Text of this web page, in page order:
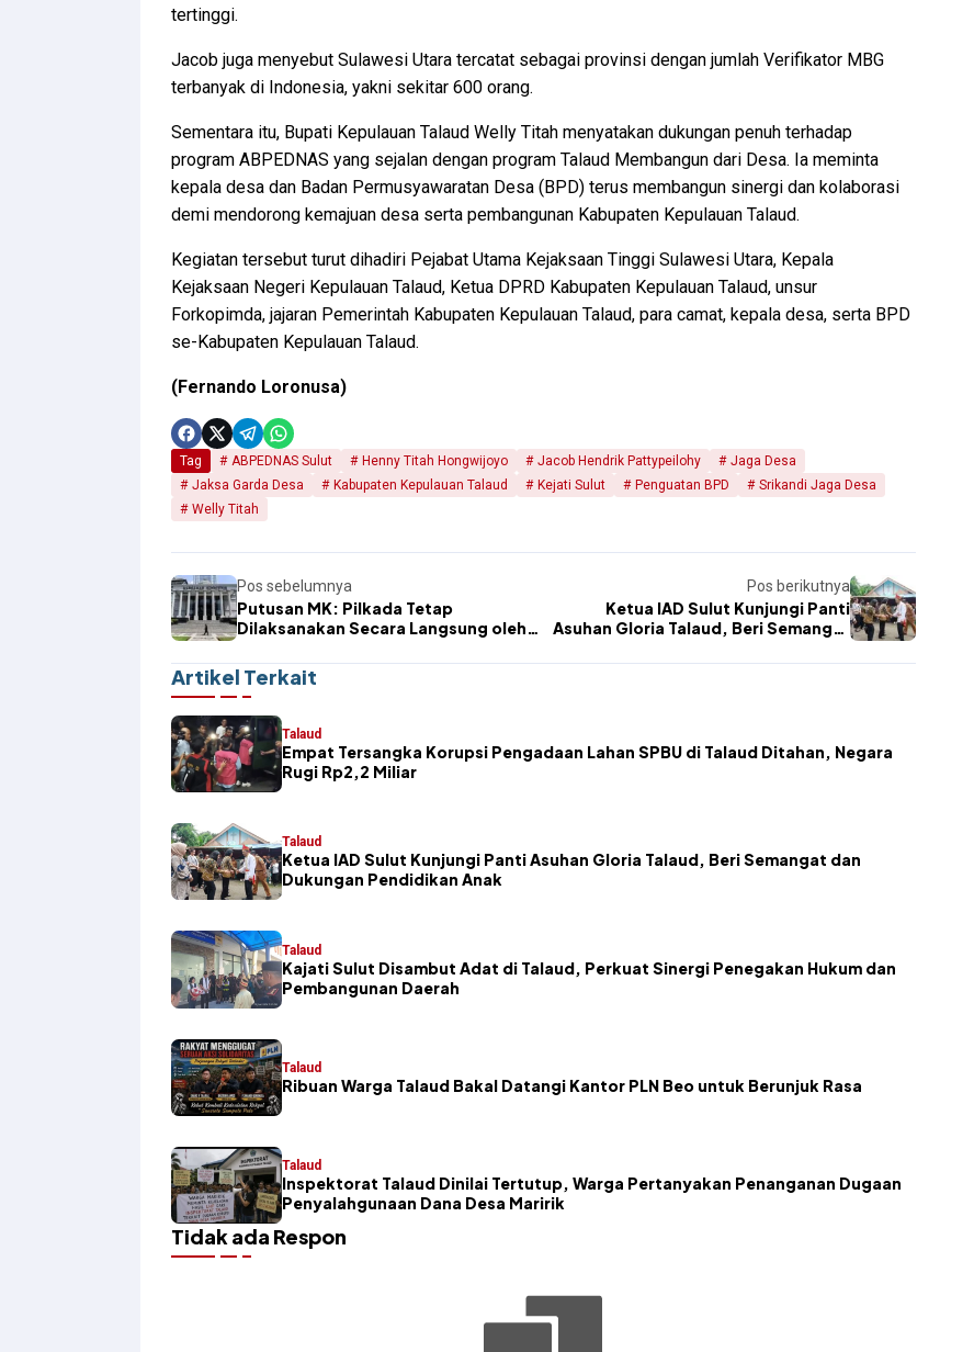
tertinggi.
Jacob juga menyebut Sulawesi Utara tercatat sebagai provinsi dengan jumlah Verifikator MBG
terbanyak di Indonesia, yakni sekitar 600 orang.
Sementara itu, Bupati Kepulauan Talaud Welly Titah menyatakan dukungan penuh terhadap
program ABPEDNAS yang sejalan dengan program Talaud Membangun dari Desa. Ia meminta
kepala desa dan Badan Permusyawaratan Desa (BPD) terus membangun sinergi dan kolaborasi
demi mendorong kemajuan desa serta pembangunan Kabupaten Kepulauan Talaud.
Kegiatan tersebut turut dihadiri Pejabat Utama Kejaksaan Tinggi Sulawesi Utara, Kepala
Kejaksaan Negeri Kepulauan Talaud, Ketua DPRD Kabupaten Kepulauan Talaud, unsur
Forkopimda, jajaran Pemerintah Kabupaten Kepulauan Talaud, para camat, kepala desa, serta BPD
se-Kabupaten Kepulauan Talaud.
(Fernando Loronusa)
Tag ABPEDNAS Sulut Henny Titah Hongwijoyo Jacob Hendrik Pattypeilohy
Jaga Desa
Jaksa Garda Desa
Kabupaten Kepulauan Talaud Kejati Sulut Penguatan BPD
Srikandi Jaga Desa
Welly Titah
Pos sebelumnya
Putusan MK: Pilkada Tetap
Dilaksanakan Secara Langsung oleh
Pos berikutnya
Ketua IAD Sulut Kunjungi Panti
Asuhan Gloria Talaud, Beri Semangat
Artikel Terkait
Talaud
Empat Tersangka Korupsi Pengadaan Lahan SPBU di Talaud Ditahan, Negara
Rugi Rp2,2 Miliar
Talaud
Ketua IAD Sulut Kunjungi Panti Asuhan Gloria Talaud, Beri Semangat dan
Dukungan Pendidikan Anak
Talaud
Kajati Sulut Disambut Adat di Talaud, Perkuat Sinergi Penegakan Hukum dan
Pembangunan Daerah
Talaud
Ribuan Warga Talaud Bakal Datangi Kantor PLN Beo untuk Berunjuk Rasa
Talaud
Inspektorat Talaud Dinilai Tertutup, Warga Pertanyakan Penanganan Dugaan
Penyalahgunaan Dana Desa Maririk
Tidak ada Respon